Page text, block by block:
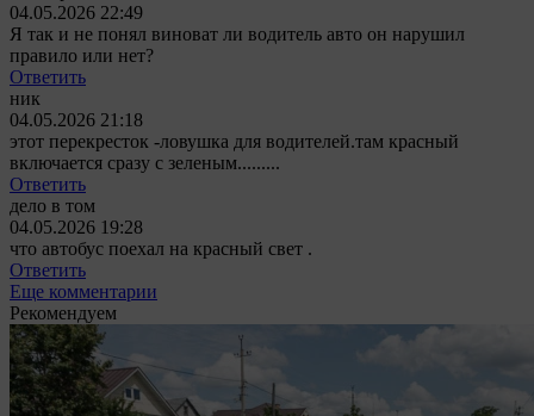
04.05.2026 22:49
Я так и не понял виноват ли водитель авто он нарушил
правило или нет?
Ответить
ник
04.05.2026 21:18
этот перекресток -ловушка для водителей.там красный
включается сразу с зеленым.........
Ответить
дело в том
04.05.2026 19:28
что автобус поехал на красный свет .
Ответить
Еще комментарии
Рекомендуем